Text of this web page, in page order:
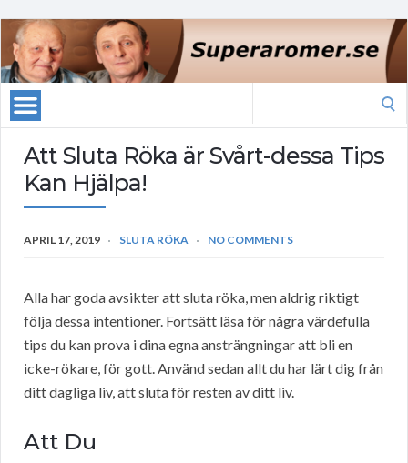
Att Sluta Röka är Svårt-dessa Tips
Kan Hjälpa!
APRIL 17, 2019 SLUTA RÖKA NO COMMENTS
Alla har goda avsikter att sluta röka, men aldrig riktigt
följa dessa intentioner. Fortsätt läsa för några värdefulla
tips du kan prova i dina egna ansträngningar att bli en
icke-rökare, för gott. Använd sedan allt du har lärt dig från
ditt dagliga liv, att sluta för resten av ditt liv.
Att Du